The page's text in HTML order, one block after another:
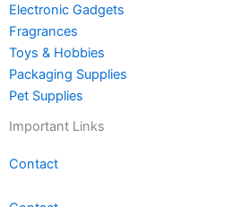
Electronic Gadgets
Fragrances
Toys & Hobbies
Packaging Supplies
Pet Supplies
Important Links
Contact